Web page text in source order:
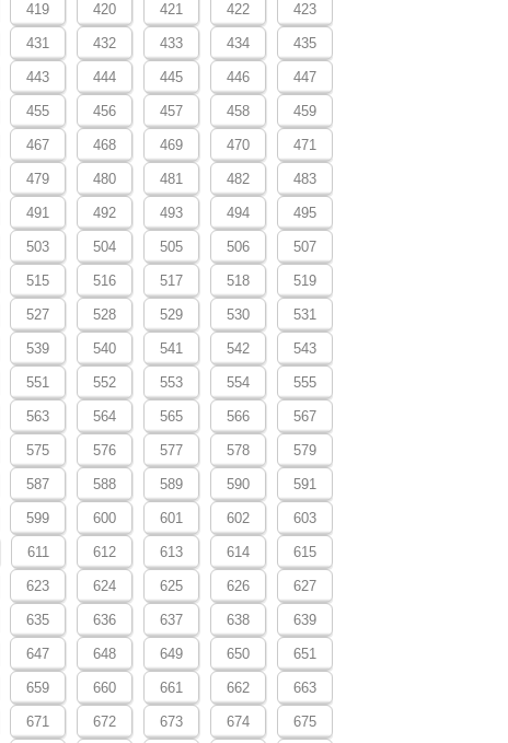
419 420 421 422 423
431 432 433 434 435
443 444 445 446 447
455 456 457 458 459
467 468 469 470 471
479 480 481 482 483
491 492 493 494 495
503 504 505 506 507
515 516 517 518 519
527 528 529 530 531
539 540 541 542 543
551 552 553 554 555
563 564 565 566 567
575 576 577 578 579
587 588 589 590 591
599 600 601 602 603
611 612 613 614 615
623 624 625 626 627
635 636 637 638 639
647 648 649 650 651
659 660 661 662 663
671 672 673 674 675